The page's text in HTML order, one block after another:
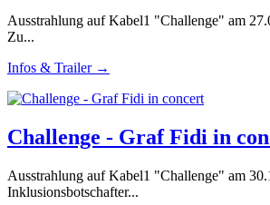
Ausstrahlung auf Kabel1 "Challenge" am
Zu...
Infos & Trailer →
Challenge - Graf Fidi in
Ausstrahlung auf Kabel1 "Challenge" am
Inklusionsbotschafter...